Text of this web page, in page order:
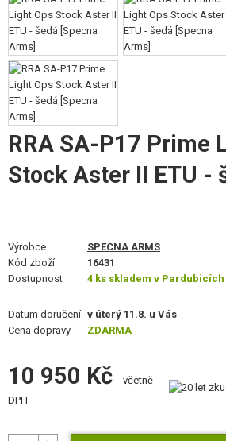
STAVEBNICE, MODELY
REKLAMNÍ PŘEDMĚTY
POŠKOZENÉ, POUŽITÉ ZBOŽÍ
NOVINKY
SLEVY, AKCE
RRA SA-P17 Prime
Stock Aster II ETU -
Výrobce
SPECNA ARMS
Kód zboží
16431
Dostupnost
4 ks skladem v Pardubicích
Datum doručení v úterý 11.8. u Vás
Cena dopravy
ZDARMA
10 950 Kč
včetně
DPH